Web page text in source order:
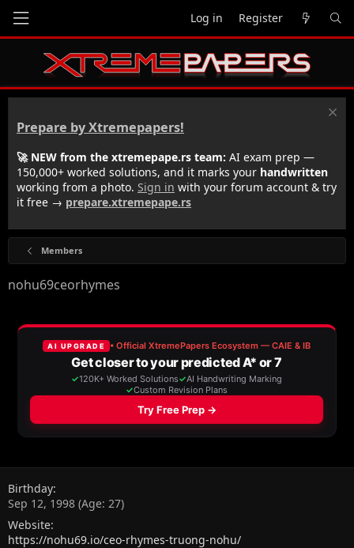
Log in Register
Prepare by Xtremepapers!
🚀 NEW from the xtremepape.rs team: AI exam prep —
150,000+ worked solutions, and it marks your handwritten
working from a photo. Sign in with your forum account & try
it free → prepare.xtremepape.rs
Members
nohu69ceorhymes
Birthday
Sep 12, 1998 (Age: 27)
Website
https://nohu69.io/ceo-rhymes-truong-nohu/